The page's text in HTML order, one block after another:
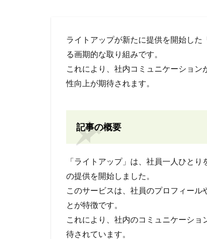
ライトアップが新たに提供を開始した
る画期的な取り組みです。
これにより、社内コミュニケーショ
性向上が期待されます。
記事の概要
「ライトアップ」は、社員一人ひと
の提供を開始しました。
このサービスは、社員のプロフィー
とが特徴です。
これにより、社内のコミュニケーシ
待されています。